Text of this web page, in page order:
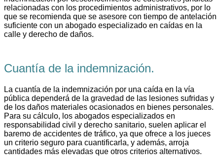
relacionadas con los procedimientos administrativos, por lo
que se recomienda que se asesore con tiempo de antelación
suficiente con un abogado especializado en caídas en la
calle y derecho de daños.
Cuantía de la indemnización.
La cuantía de la indemnización por una caída en la vía
pública dependerá de la gravedad de las lesiones sufridas y
de los daños materiales ocasionados en bienes personales.
Para su cálculo, los abogados especializados en
responsabilidad civil y derecho sanitario, suelen aplicar el
baremo de accidentes de tráfico, ya que ofrece a los jueces
un criterio seguro para cuantificarla, y además, arroja
cantidades más elevadas que otros criterios alternativos.